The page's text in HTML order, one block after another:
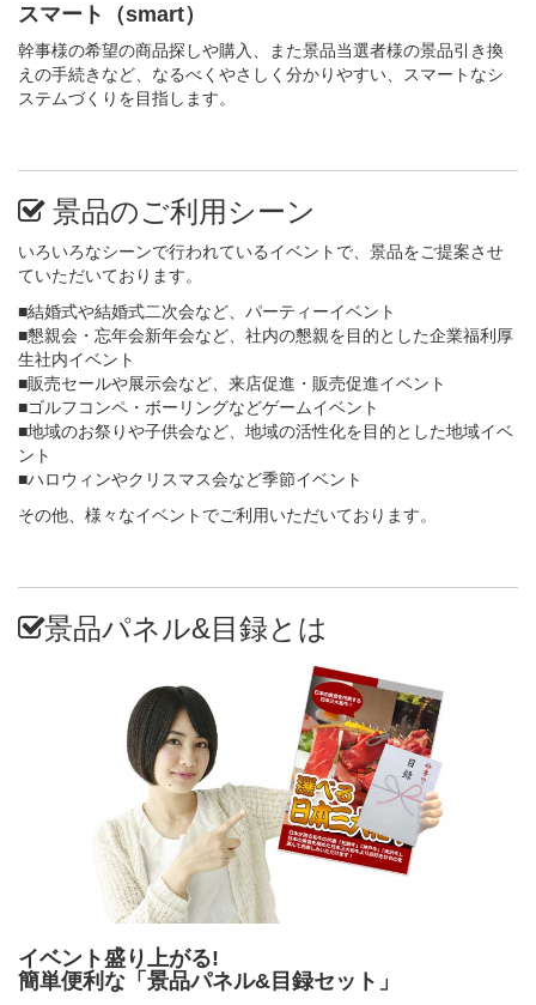
スマート（smart）
幹事様の希望の商品探しや購入、また景品当選者様の景品引き換
えの手続きなど、なるべくやさしく分かりやすい、スマートなシ
ステムづくりを目指します。
景品のご利用シーン
いろいろなシーンで行われているイベントで、景品をご提案させ
ていただいております。
■結婚式や結婚式二次会など、パーティーイベント
■懇親会・忘年会新年会など、社内の懇親を目的とした企業福利厚
生社内イベント
■販売セールや展示会など、来店促進・販売促進イベント
■ゴルフコンペ・ボーリングなどゲームイベント
■地域のお祭りや子供会など、地域の活性化を目的とした地域イベ
ント
■ハロウィンやクリスマス会など季節イベント
その他、様々なイベントでご利用いただいております。
景品パネル&目録とは
イベント盛り上がる!
簡単便利な「景品パネル&目録セット」